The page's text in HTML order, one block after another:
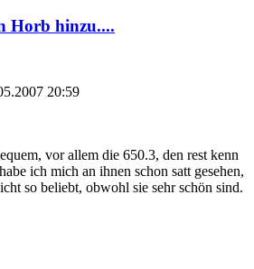
Horb hinzu....
20:59
vor allem die 650.3, den rest kenn
ich mich an ihnen schon satt gesehen,
so beliebt, obwohl sie sehr schön sind.